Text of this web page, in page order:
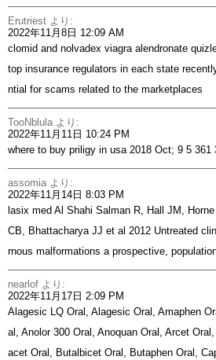
Erutriest より:
2022年11月8日 12:09 AM
clomid and nolvadex viagra alendronate
top insurance regulators in each state
ntial for scams related to the marketplaces
TooNblula より:
2022年11月11日 10:24 PM
where to buy priligy in usa2018 Oct; 9 5 361
assomia より:
2022年11月14日 8:03 PM
lasix med Al Shahi Salman R, Hall JM,
CB, Bhattacharya JJ et al 2012 Untreated
rnous malformations a prospective,
nearlof より:
2022年11月17日 2:09 PM
Alagesic LQ Oral, Alagesic Oral, Amaphen
al, Anolor 300 Oral, Anoquan Oral, Arcet
acet Oral, Butalbicet Oral, Butaphen Oral,